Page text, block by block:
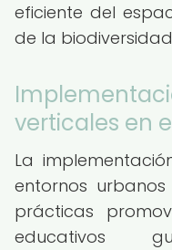
eficiente del
de la
verticales en
La
entornos
prácticas
educativos